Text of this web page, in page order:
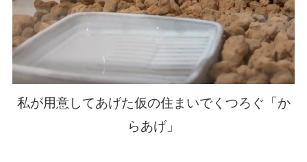
私が用意してあげた仮の住まいでくつろぐ「か
らあげ」